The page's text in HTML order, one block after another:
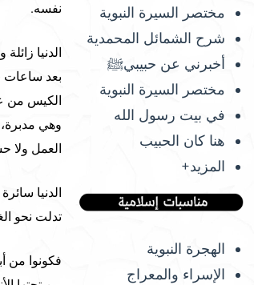
مختصر السيرة النبوية
شرح الشمائل المحمدية
أخبرني عن حبيبيﷺ
مختصر السيرة النبوية
في بيت رسول الله
هنا كان الحبيب
المزيد+
الهجرة النبوية
الإسراء والمعراج
نفسه.
الدنيا
بعد ساعات
الكيس من
وهي مدبرة،
العمل ولا
الدنيا
تدلت نحو
فكونوا من